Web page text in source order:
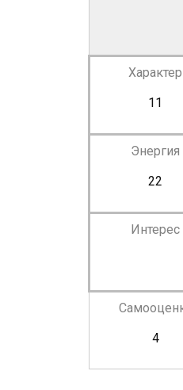
Характер
11
Энергия
22
Интерес
4